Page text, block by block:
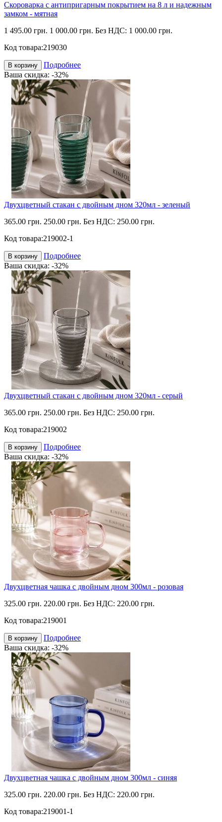
Скороварка с антипригарным покрытием на 8 л и надежным
замком - мятная
1 495.00 грн. 1 000.00 грн. Без НДС: 1 000.00 грн.
Код товара:219030
В корзину
Подробнее
Ваша скидка: -32%
Двухцветный стакан с двойным дном 320мл - зеленый
365.00 грн. 250.00 грн. Без НДС: 250.00 грн.
Код товара:219002-1
В корзину
Подробнее
Ваша скидка: -32%
Двухцветный стакан с двойным дном 320мл - серый
365.00 грн. 250.00 грн. Без НДС: 250.00 грн.
Код товара:219002
В корзину
Подробнее
Ваша скидка: -32%
Двухцветная чашка с двойным дном 300мл - розовая
325.00 грн. 220.00 грн. Без НДС: 220.00 грн.
Код товара:219001
В корзину
Подробнее
Ваша скидка: -32%
Двухцветная чашка с двойным дном 300мл - синяя
325.00 грн. 220.00 грн. Без НДС: 220.00 грн.
Код товара:219001-1